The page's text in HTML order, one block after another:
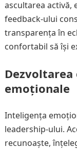
ascultarea activă,
feedback-ului
transparența în
confortabil să își
emoționale
Inteligența
leadership-ului.
recunoaște,